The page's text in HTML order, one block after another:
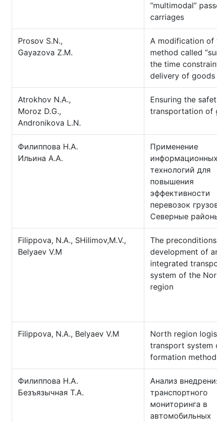
“multimodal”
carriages
Prosov S.N.,
Gayazova Z.M.
А modification of
method called
the time
delivery of goods
Atrokhov N.A.,
Moroz D.G.,
Andronikova L.N.
Ensuring the
transportation of
Филиппова Н.А.
Ильина А.А.
Применение
технологий для
повышения
эффективности
перевозок
Северные
Filippova, N.A., SHilimov,M.V.,
Belyaev V.M
The
development of
integrated
system of the
region
Filippova, N.A., Belyaev V.M
North region
transport system
formation
Филиппова Н.А.
Безъязычная Т.А.
Анализ
транспортного
мониторинга в
автомобильных